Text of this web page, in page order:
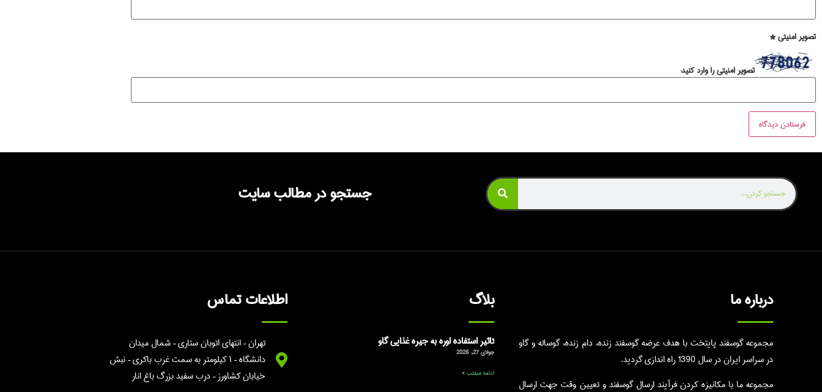
تصویر امنیتی*
تصویر امنیتی را وارد کنید:
جستجو در مطالب سایت
درباره ما
مجموعه گوسفند پایتخت با هدف عرضه گوسفند زنده، دام زنده، گوساله و گاو
در سراسر ایران در سال 1390 راه اندازی گردید.
مجموعه ما با مکانیزه کردن فرآیند ارسال گوسفند و تعیین وقت جهت ارسال
بلاگ
تاثیر استفاده اوره به جیره غذایی گاو
جولای 27, 2026
ادامه مطلب »
اطلاعات تماس
تهران – انتهای اتوبان ستاری – شمال میدان
دانشگاه – ۱ کیلومتر به سمت غرب باکری – نبش
خیابان کشاورز – درب سفید بزرگ باغ انار